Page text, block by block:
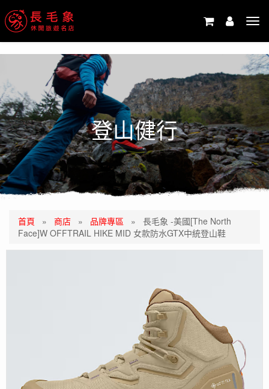
登山健行
首頁 » 商店 » 品牌專區 » 長毛象 -美國[The North
Face]W OFFTRAIL HIKE MID 女款防水GTX中統登山鞋